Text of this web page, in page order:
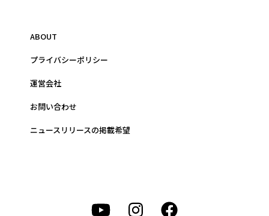
ABOUT
プライバシーポリシー
運営会社
お問い合わせ
ニュースリリースの掲載希望